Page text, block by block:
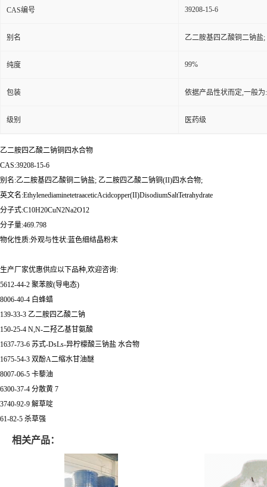
CAS编号 39208-15-6
别名 乙二胺基四乙酸铜二钠盐
纯度 99%
包装 依据产品性状而定,一般
级别 医药级
乙二胺四乙酸二钠铜四水合物
CAS:39208-15-6
别名:乙二胺基四乙酸铜二钠盐; 乙二胺四乙酸二钠铜(II)四水合物;
英文名:EthylenediaminetetraaceticAcidcopper(II)DisodiumSaltTetrahydrate
分子式:C10H20CuN2Na2O12
分子量:469.798
物化性质:外观与性状:蓝色细结晶粉末
生产厂家优惠供应以下品种,欢迎咨询:
5612-44-2 聚苯胺(导电态)
8006-40-4 白蜂蜡
139-33-3 乙二胺四乙酸二钠
150-25-4 N,N-二羟乙基甘氨酸
1637-73-6 苏式-DsLs-异柠檬酸三钠盐 水合物
1675-54-3 双酚A二缩水甘油醚
8007-06-5 卡藜油
6300-37-4 分散黄 7
3740-92-9 解草啶
61-82-5 杀草强
相关产品：